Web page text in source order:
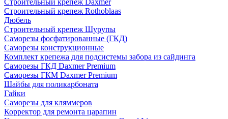
Строительный крепеж Daxmer
Строительный крепеж Rothoblaas
Дюбель
Строительный крепеж Шурупы
Саморeзы фосфатированные (ГКД)
Саморезы конструкционные
Комплект крепежа для подсистемы забора из сайдинга
Саморезы ГКД Daxmer Premium
Саморезы ГКМ Daxmer Premium
Шайбы для поликарбоната
Гайки
Саморезы для кляммеров
Корректор для ремонта царапин